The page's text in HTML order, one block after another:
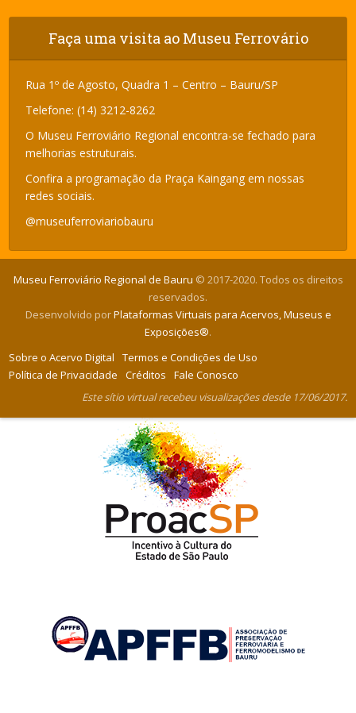
Faça uma visita ao Museu Ferrovário
Rua 1º de Agosto, Quadra 1 – Centro – Bauru/SP
Telefone: (14) 3212-8262
O Museu Ferroviário Regional encontra-se fechado para
melhorias estruturais.
Confira a programação da Praça Kaingang em nossas
redes sociais.
@museuferroviariobauru
Museu Ferroviário Regional de Bauru © 2017-2020. Todos os direitos
reservados.
Desenvolvido porPlataformas Virtuais para Acervos, Museus e
Exposições®.
Sobre o Acervo Digital
Termos e Condições de Uso
Política de Privacidade
Créditos
Fale Conosco
Este sítio virtual recebeu visualizações desde 17/06/2017.